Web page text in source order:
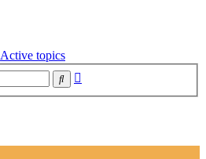
Active topics
Search